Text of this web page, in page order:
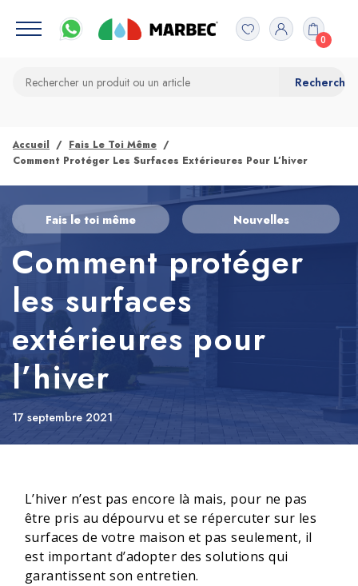
0
Accueil
Fais Le Toi Même
Comment Protéger Les Surfaces Extérieures Pour L’hiver
Fais le toi même Nouvelles
Comment protéger
les surfaces
extérieures pour
l’hiver
17 septembre 2021
L’hiver n’est pas encore là mais, pour ne pas
être pris au dépourvu et se répercuter sur les
surfaces de votre maison et pas seulement, il
est important d’adopter des solutions qui
garantissent son entretien.